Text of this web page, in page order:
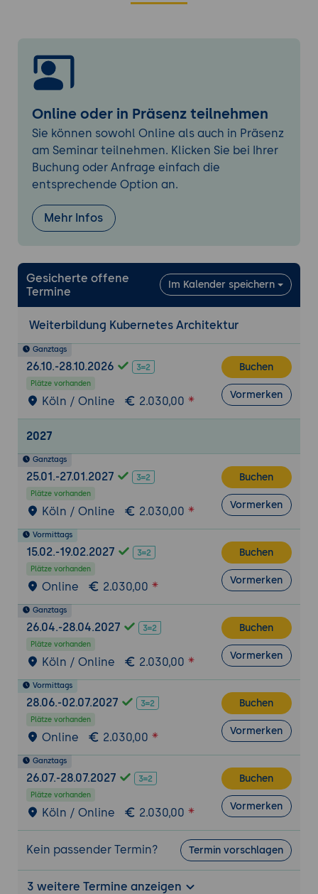
K3s
Kubernetes und sein zustandsbasierter
Ansatz: Einführung in die K8s-API
Netzwerk-Einführung zu Kubernetes
Grundsätzliche Annahmen zum Netzwerk
bei Kubernetes
Ingress-Controller (Vanilla, vom
Drittanbieter)
Networking über CNI (Flannel, Calico, ...)
Storage-Einführung zu Kubernetes
Kubernetes
Storage-Backends und ihre Anbindung per
CSI (Ceph, NetApp, Dell-EMC ...)
Hochverfügbarkeit & Replikation
Kubernetes-Umgebung
Replicas
Hochverfügbarkeit von K8s-Diensten und
Anwendungen
Die Kubernetes-Angebote der Hyperscaler
Kubernetes bei Amazon AWS
Kubernetes bei Microsoft Azure
Kubernetes bei Google Compute
Security & Compliance
Integration von Kubernetes in bestehende
Autorisierung, Authentifizierung und
Anbindung an externe
Sicherheitskonzepte & Prüfmöglichkeiten
für Kubernetes-Umgebungen
Auf der Kubernetes-Ebene
Auf der Ebene ausgerollter
Anwendungen
Die Integration von Kubernetes in CI/CD-
Online oder in Präsenz teilnehmen
Sie können sowohl Online als auch in Präsenz
am Seminar teilnehmen. Klicken Sie bei Ihrer
Buchung oder Anfrage einfach die
entsprechende Option an.
Mehr Infos
Gesicherte offene
Termine
Im Kalender speichern
Weiterbildung Kubernetes Architektur
Ganztags
26.10.-28.10.2026
Plätze vorhanden
Köln / Online 2.030,00
Buchen
Vormerken
2027
Ganztags
25.01.-27.01.2027
Plätze vorhanden
Köln / Online 2.030,00
Buchen
Vormerken
Vormittags
15.02.-19.02.2027
Plätze vorhanden
Online 2.030,00
Buchen
Vormerken
Ganztags
26.04.-28.04.2027
Plätze vorhanden
Köln / Online 2.030,00
Buchen
Vormerken
Vormittags
28.06.-02.07.2027
Plätze vorhanden
Online 2.030,00
Buchen
Vormerken
Ganztags
26.07.-28.07.2027
Plätze vorhanden
Köln / Online 2.030,00
Buchen
Vormerken
Kein passender Termin? Termin vorschlagen
3 weitere Termine anzeigen